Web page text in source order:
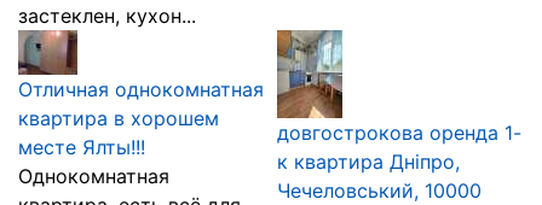
застеклен, кухон...
Отличная однокомнатная
квартира в хорошем
месте Ялты!!!
Однокомнатная
довгострокова оренда 1-
к квартира Дніпро,
Чечеловський, 10000